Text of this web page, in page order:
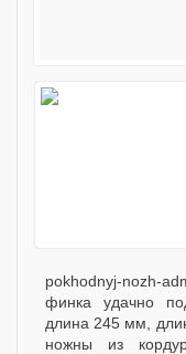
pokhodnyj-nozh-
финка удачно
длина 245 мм,
ножны из